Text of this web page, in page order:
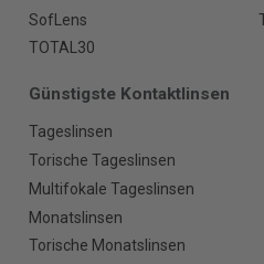
SofLens
TOTAL30
Günstigste Kontaktlinsen
Tageslinsen
Torische Tageslinsen
Multifokale Tageslinsen
Monatslinsen
Torische Monatslinsen